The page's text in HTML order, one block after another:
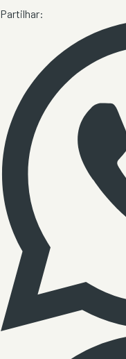
Partilhar: